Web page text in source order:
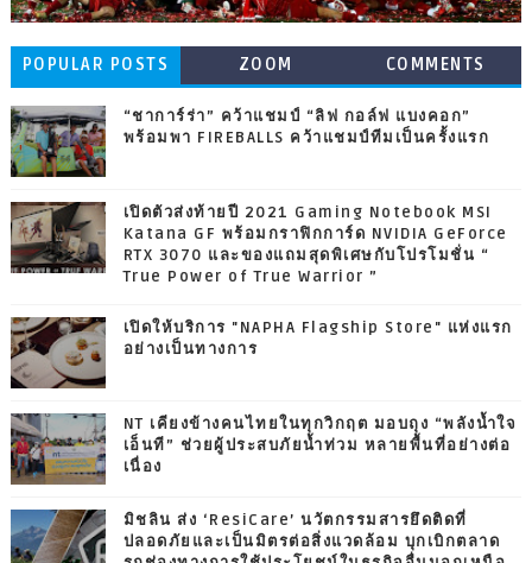
POPULAR POSTS ZOOM COMMENTS
“ชาการ์ร่า” คว้าแชมป์ “ลิฟ กอล์ฟ แบงคอก”
พร้อมพา FIREBALLS คว้าแชมป์ทีมเป็นครั้งแรก
เปิดตัวส่งท้ายปี 2021 Gaming Notebook MSI
Katana GF พร้อมกราฟิกการ์ด NVIDIA GeForce
RTX 3070 และของแถมสุดพิเศษกับโปรโมชั่น “
True Power of True Warrior ”
เปิดให้บริการ "NAPHA Flagship Store" แห่งแรก
อย่างเป็นทางการ
NT เคียงข้างคนไทยในทุกวิกฤต มอบถุง “พลังน้ำใจ
เอ็นที” ช่วยผู้ประสบภัยน้ำท่วม หลายพื้นที่อย่างต่อ
เนื่อง
มิชลิน ส่ง ‘ResiCare’ นวัตกรรมสารยึดติดที่
ปลอดภัยและเป็นมิตรต่อสิ่งแวดล้อม บุกเบิกตลาด